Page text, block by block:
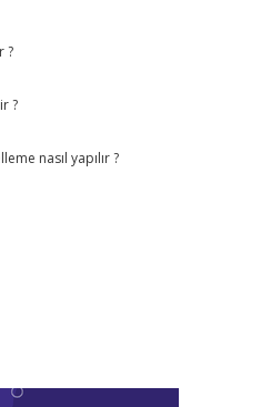
?
?
nasıl yapılır ?